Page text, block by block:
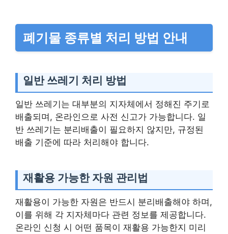
폐기물 종류별 처리 방법 안내
일반 쓰레기 처리 방법
일반 쓰레기는 대부분의 지자체에서 정해진 주기로
배출되며, 온라인으로 사전 신고가 가능합니다. 일
반 쓰레기는 분리배출이 필요하지 않지만, 규정된
배출 기준에 따라 처리해야 합니다.
재활용 가능한 자원 관리법
재활용이 가능한 자원은 반드시 분리배출해야 하며,
이를 위해 각 지자체마다 관련 정보를 제공합니다.
온라인 신청 시 어떤 품목이 재활용 가능한지 미리